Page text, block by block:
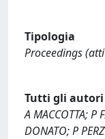
Tipologia
Proceedings
Tutti gli autori
A MACCOTTA; P
DONATO; P